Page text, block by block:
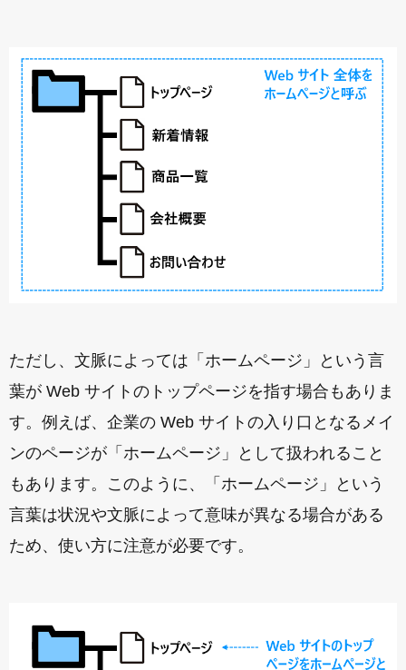
ただし、文脈によっては「ホームページ」という言
葉が Web サイトのトップページを指す場合もありま
す。例えば、企業の Web サイトの入り口となるメイ
ンのページが「ホームページ」として扱われること
もあります。このように、「ホームページ」という
言葉は状況や文脈によって意味が異なる場合がある
ため、使い方に注意が必要です。